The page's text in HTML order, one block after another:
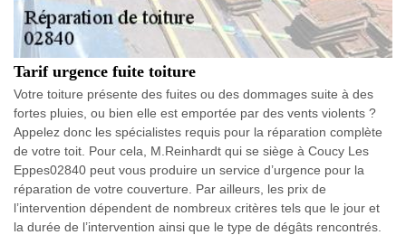
Tarif urgence fuite toiture
Votre toiture présente des fuites ou des dommages suite à des
fortes pluies, ou bien elle est emportée par des vents violents ?
Appelez donc les spécialistes requis pour la réparation complète
de votre toit. Pour cela, M.Reinhardt qui se siège à Coucy Les
Eppes02840 peut vous produire un service d’urgence pour la
réparation de votre couverture. Par ailleurs, les prix de
l’intervention dépendent de nombreux critères tels que le jour et
la durée de l’intervention ainsi que le type de dégâts rencontrés.